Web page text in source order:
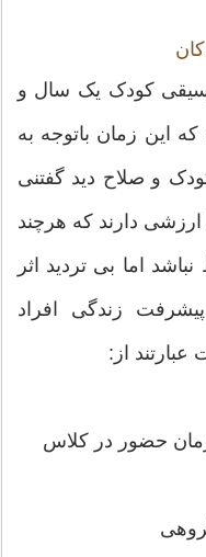
کودک یک سال و
این زمان باتوجه به
و صلاح دید گفتنی
دارند که هرچند
اما بی‌ تردید اثر
زندگی افراد
از:
حضور در کلاس